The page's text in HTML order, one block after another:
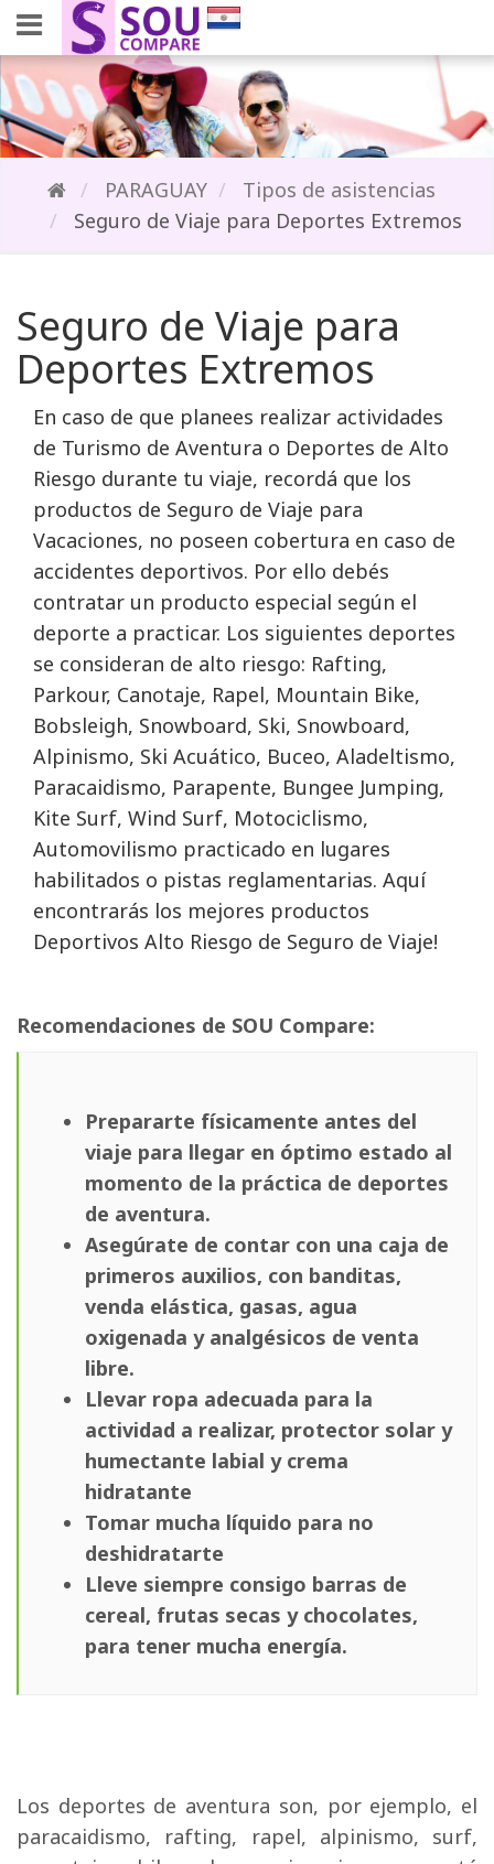
PARAGUAY
Tipos de asistencias
Seguro de Viaje para Deportes Extremos
Seguro de Viaje para
Deportes Extremos
En caso de que planees realizar actividades
de Turismo de Aventura o Deportes de Alto
Riesgo durante tu viaje, recordá que los
productos de Seguro de Viaje para
Vacaciones, no poseen cobertura en caso de
accidentes deportivos. Por ello debés
contratar un producto especial según el
deporte a practicar. Los siguientes deportes
se consideran de alto riesgo: Rafting,
Parkour, Canotaje, Rapel, Mountain Bike,
Bobsleigh, Snowboard, Ski, Snowboard,
Alpinismo, Ski Acuático, Buceo, Aladeltismo,
Paracaidismo, Parapente, Bungee Jumping,
Kite Surf, Wind Surf, Motociclismo,
Automovilismo practicado en lugares
habilitados o pistas reglamentarias. Aquí
encontrarás los mejores productos
Deportivos Alto Riesgo de Seguro de Viaje!
Recomendaciones de SOU Compare:
Prepararte físicamente antes del
viaje para llegar en óptimo estado al
momento de la práctica de deportes
de aventura.
Asegúrate de contar con una caja de
primeros auxilios, con banditas,
venda elástica, gasas, agua
oxigenada y analgésicos de venta
libre.
Llevar ropa adecuada para la
actividad a realizar, protector solar y
humectante labial y crema
hidratante
Tomar mucha líquido para no
deshidratarte
Lleve siempre consigo barras de
cereal, frutas secas y chocolates,
para tener mucha energía.
Los deportes de aventura son, por ejemplo, el
paracaidismo, rafting, rapel, alpinismo, surf,